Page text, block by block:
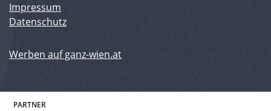
Impressum
Datenschutz
Werben auf ganz-wien.at
PARTNER